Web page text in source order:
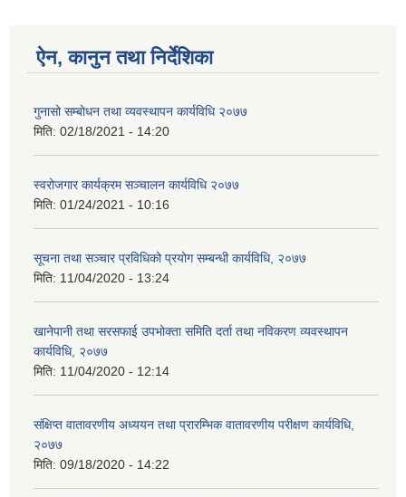
ऐन, कानुन तथा निर्देशिका
गुनासो सम्बोधन तथा व्यवस्थापन कार्यविधि २०७७
मिति: 02/18/2021 - 14:20
स्वरोजगार कार्यक्रम सञ्चालन कार्यविधि २०७७
मिति: 01/24/2021 - 10:16
सूचना तथा सञ्चार प्रविधिको प्रयोग सम्बन्धी कार्यविधि, २०७७
मिति: 11/04/2020 - 13:24
खानेपानी तथा सरसफाई उपभोक्ता समिति दर्ता तथा नविकरण व्यवस्थापन
कार्यविधि, २०७७
मिति: 11/04/2020 - 12:14
संक्षिप्त वातावरणीय अध्ययन तथा प्रारम्भिक वातावरणीय परीक्षण कार्यविधि,
२०७७
मिति: 09/18/2020 - 14:22